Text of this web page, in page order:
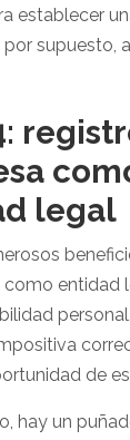
establecer
por supuesto,
legal
como entidad
de
hay un